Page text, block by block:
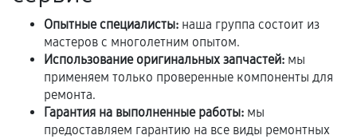
При этом гарантия на сами комплектующие
остается на стороне производителя или
продавца. За качество сторонних деталей
сервисный центр ответственности не несет.
Опытные специалисты: наша группа состоит из
мастеров с многолетним опытом.
Использование оригинальных запчастей: мы
применяем только проверенные компоненты для
ремонта.
Гарантия на выполненные работы: мы
предоставляем гарантию на все виды ремонтных